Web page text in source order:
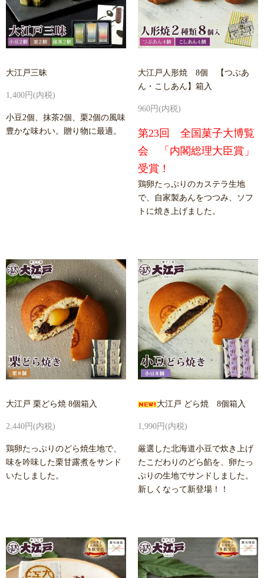
大江戸三昧
1,400円(内税)
小豆2個、抹茶2個、栗2個の風味
豊かな味わい。贈り物に最適。
大江戸人形焼 8個 【つぶあ
ん・こしあん】箱入
960円(内税)
第23回 全国菓子大博覧
会 「内閣総理大臣賞」
受賞！
鶏卵たっぷりのカステラ生地
で、自家製あんをつつみ、ソフ
トに焼き上げました。
大江戸 栗どら焼 8個箱入
2,440円(内税)
鶏卵たっぷりのどら焼生地で、
味を吟味した栗甘露煮をサンド
いたしました。
大江戸 どら焼 8個箱入
1,990円(内税)
厳選した北海道小豆で炊き上げ
たこだわりのどら餡を、卵たっ
ぷりの生地でサンドしました。
新しくなって新登場！！